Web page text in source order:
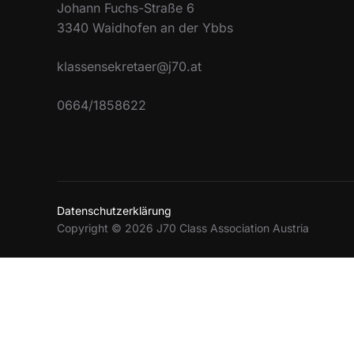
Johann Fuchs-Straße 6
3340 Waidhofen an der Ybbs
klassensekretaer@j70.at
0664/1858622
Datenschutzerklärung
Copyright © 2026 J70 Class Association Austria